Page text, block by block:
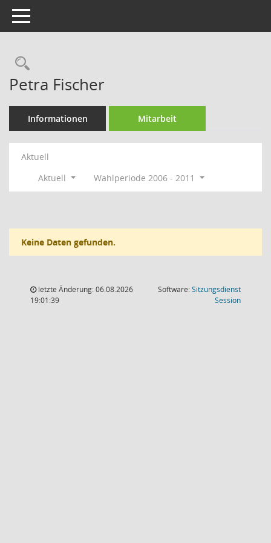
Toggle navigation
Rechercheauswahl
Petra Fischer
Informationen Mitarbeit
Aktuell
Aktuell
Wahlperiode 2006 - 2011
Keine Daten gefunden.
letzte Änderung: 06.08.2026
19:01:39
Software:Sitzungsdienst
Session(Wird in